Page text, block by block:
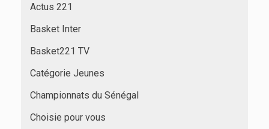
Actus 221
Basket Inter
Basket221 TV
Catégorie Jeunes
Championnats du Sénégal
Choisie pour vous